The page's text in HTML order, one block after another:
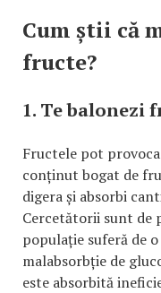
Cum știi că
fructe?
1. Te balonezi
Fructele pot
conținut bogat de
digera și absorbi
Cercetătorii sunt de
populație suferă de
malabsorbție de
este absorbită